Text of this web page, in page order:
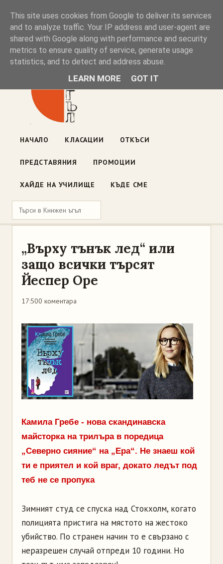
Книжен ъгъл
Блог на книжарницата — класации, откъси, нови книги
ул. „Оборище" 117, София· пон–пет 10:00–19:00 ·
НАЧАЛО КЛАСАЦИИ ОТКЪСИ
ПРЕДСТАВЯНИЯ ПРОМОЦИИ
ХАЙДЕ НА УЧИЛИЩЕ КЪДЕ СМЕ
„Върху тънък лед“ или
защо всички търсят
Йеспер Оре
17:500 коментара
Камила Гребе - нова скандинавска
майсторка на трилъра в поредица
„Северно сияние“ на „Ера“. Не знаеш кой
ти е приятел и кой враг, докато ледът под
теб не се пропука
Зимният студ се спуска над Стокхолм, когато
полицията пристига на мястото на жестоко
убийство. По странен начин то е свързано с
неразрешен случай отпреди 10 години. Но
This site uses cookies from Google to deliver its services
and to analyze traffic. Your IP address and user-agent are
shared with Google along with performance and security
metrics to ensure quality of service, generate usage
statistics, and to detect and address abuse.
LEARN MORE GOT IT